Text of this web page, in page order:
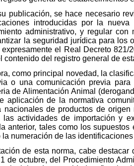
publicación, se hace necesario
introducidas por la
administrativo, y regular
la seguridad jurídica para
el Real Decreto
del registro general de
como principal novedad, la
o una comunicación previa
de Alimentación Animal
aplicación de la normativa
nacionales de productos de
actividades de importación y
anterior, tales como los
numeración de las
de esta norma, cabe
de octubre, del Procedimiento